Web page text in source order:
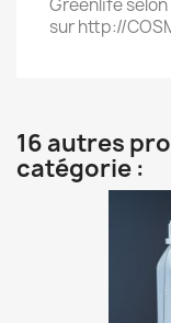
Greenlife
sur http://
16 autres
catégorie :